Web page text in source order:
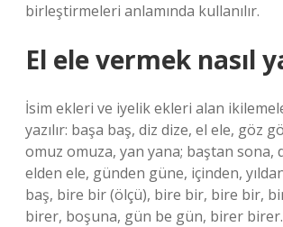
birleştirmeleri anlamında kullanılır.
El ele vermek nasıl
İsim ekleri ve iyelik ekleri alan
yazılır: başa baş, diz dize, el ele, göz
omuz omuza, yan yana; baştan sona,
elden ele, günden güne, içinden,
baş, bire bir (ölçü), bire bir, bire bir,
birer, boşuna, gün be gün, birer